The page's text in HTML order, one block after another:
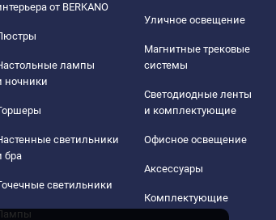
от BERKANO
лампы
ночники
светильники
бра
светильники
Уличное освещение
Магнитные трековые
системы
Светодиодные ленты
и комплектующие
Офисное освещение
Аксессуары
Комплектующие